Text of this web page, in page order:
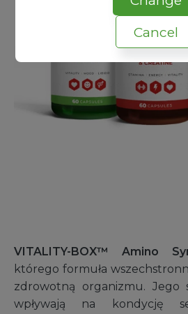
Cancel
VITALITY-BOX™ Amino
którego formuła
zdrowotną organizmu. Jego
wpływają na kondycję